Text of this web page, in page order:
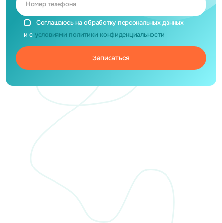
Номер телефона
Соглашаюсь на обработку персональных данных
и с условиями политики конфиденциальности